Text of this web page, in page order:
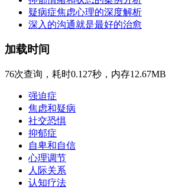
疑病症焦虑心理的深度解析
深入的沟通就是最好的治愈
加载时间
76次查询，耗时0.127秒，内存12.67MB
强迫症
焦虑和疑病
社交恐惧
抑郁症
自卑和自信
心理调节
人际关系
认知疗法